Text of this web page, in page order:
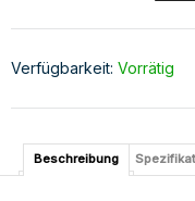
Verfügbarkeit: Vorrätig
Beschreibung